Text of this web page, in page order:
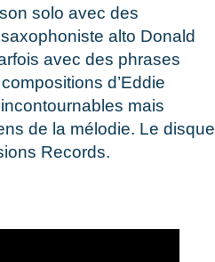
solo avec des
alto Donald
avec des phrases
d’Eddie
mais
de la mélodie. Le disque
Records.